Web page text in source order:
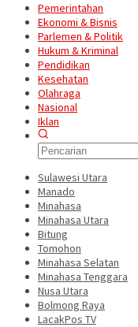
Pemerintahan
Ekonomi & Bisnis
Parlemen & Politik
Hukum & Kriminal
Pendidikan
Kesehatan
Olahraga
Nasional
Iklan
Sulawesi Utara
Manado
Minahasa
Minahasa Utara
Bitung
Tomohon
Minahasa Selatan
Minahasa Tenggara
Nusa Utara
Bolmong Raya
LacakPos TV